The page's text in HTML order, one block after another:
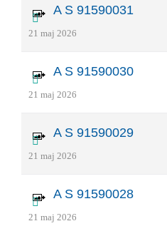
A S 91590031
21 maj 2026
A S 91590030
21 maj 2026
A S 91590029
21 maj 2026
A S 91590028
21 maj 2026